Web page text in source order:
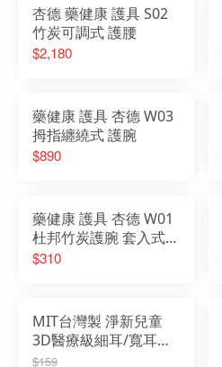
杏德 藥健康 護具 S02
竹炭可調式 護腰
$2,180
藥健康 護具 杏德 W03
拇指纏繞式 護腕
$890
藥健康 護具 杏德 W01
杜邦竹炭護腕 套入式護
腕
$310
MIT台灣製 淨新兒童
3D醫療級細耳/寬耳口
罩
$159